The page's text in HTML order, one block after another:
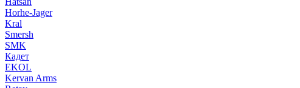
Horhe-Jager
Kral
Smersh
SMK
Кадет
EKOL
Kervan Arms